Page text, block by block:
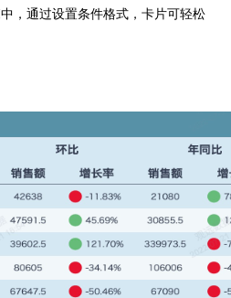
，通过设置条件格式，卡片可轻松